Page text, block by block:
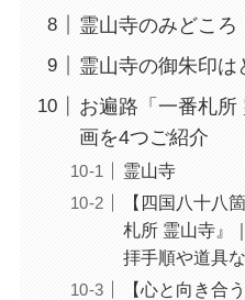
霊山寺のみどころ
霊山寺の御朱印は
お遍路「一番札所
画を4つご紹介
霊山寺
【四国八十八
札所 霊山寺』
拝手順や道具
【心と向き合